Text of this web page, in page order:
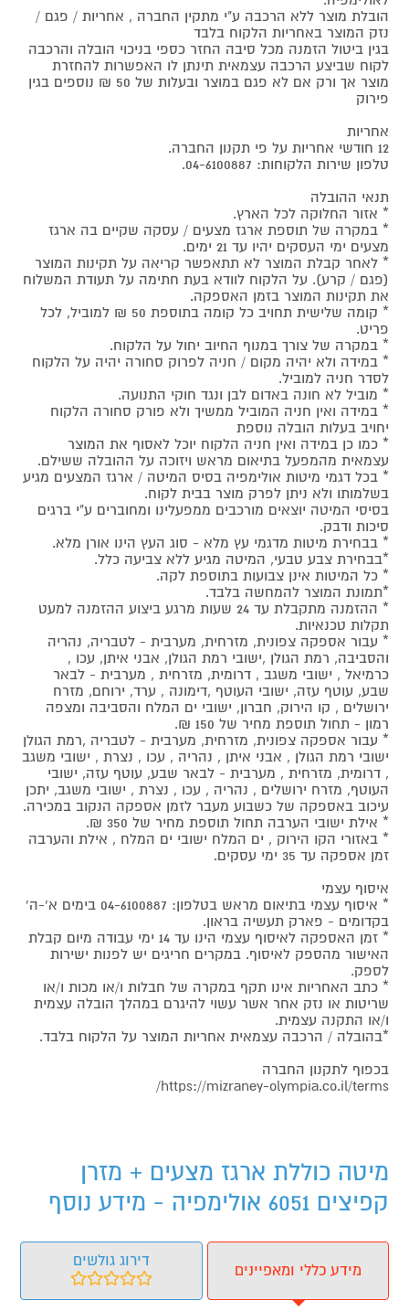
הובלת מוצר ללא הרכבה ע"י מתקין החברה , אחריות / פגם /
נזק המוצר באחריות הלקוח בלבד
בגין ביטול הזמנה מכל סיבה החזר כספי בניכוי הובלה והרכבה
לקוח שביצע הרכבה עצמאית תינתן לו האפשרות להחזרת
מוצר אך ורק אם לא פגם במוצר ובעלות של 50 ₪ נוספים בגין
פירוק
אחריות
12 חודשי אחריות על פי תקנון החברה.
טלפון שירות הלקוחות: 04-6100887.
תנאי ההובלה
* אזור החלוקה לכל הארץ.
* במקרה של תוספת ארגז מצעים / עסקה שקיים בה ארגז
מצעים ימי העסקים יהיו עד 21 ימים.
* לאחר קבלת המוצר לא תתאפשר קריאה על תקינות המוצר
(פגם / קרע). על הלקוח לוודא בעת חתימה על תעודת המשלוח
את תקינות המוצר בזמן האספקה.
* קומה שלישית תחויב כל קומה בתוספת 50 ₪ למוביל, לכל
פריט.
* במקרה של צורך במנוף החיוב יחול על הלקוח.
* במידה ולא יהיה מקום / חניה לפרוק סחורה יהיה על הלקוח
לסדר חניה למוביל.
* מוביל לא חונה באדום לבן ונגד חוקי התנועה.
* במידה ואין חניה המוביל ממשיך ולא פורק סחורה הלקוח
יחויב בעלות הובלה נוספת
* כמו כן במידה ואין חניה הלקוח יוכל לאסוף את המוצר
עצמאית מהמפעל בתיאום מראש ויזוכה על ההובלה ששילם.
* בכל דגמי מיטות אולימפיה בסיס המיטה / ארגז המצעים מגיע
בשלמותו ולא ניתן לפרק מוצר בבית לקוח.
בסיסי המיטה יוצאים מורכבים ממפעלינו ומחוברים ע"י ברגים
סיכות ודבק.
* בבחירת מיטות מדגמי עץ מלא - סוג העץ הינו אורן מלא.
*בבחירת צבע טבעי, המיטה מגיע ללא צביעה כלל.
* כל המיטות אינן צבועות בתוספת לקה.
*תמונת המוצר להמחשה בלבד.
* ההזמנה מתקבלת עד 24 שעות מרגע ביצוע ההזמנה למעט
תקלות טכנאיות.
* עבור אספקה צפונית, מזרחית, מערבית - לטבריה, נהריה
והסביבה, רמת הגולן ,ישובי רמת הגולן, אבני איתן, עכו ,
כרמיאל , ישובי משגב , דרומית, מזרחית , מערבית - לבאר
שבע, עוטף עזה, ישובי העוטף ,דימונה , ערד, ירוחם, מזרח
ירושלים , קו הירוק, חברון, ישובי ים המלח והסביבה ומצפה
רמון - תחול תוספת מחיר של 150 ₪.
* עבור אספקה צפונית, מזרחית, מערבית - לטבריה ,רמת הגולן
ישובי רמת הגולן , אבני איתן , נהריה , עכו , נצרת , ישובי משגב
, דרומית, מזרחית , מערבית - לבאר שבע, עוטף עזה, ישובי
העוטף, מזרח ירושלים , נהריה , עכו , נצרת , ישובי משגב, יתכן
עיכוב באספקה של כשבוע מעבר לזמן אספקה הנקוב במכירה.
* אילת ישובי הערבה תחול תוספת מחיר של 350 ₪.
* באזורי הקו הירוק , ים המלח ישובי ים המלח , אילת והערבה
זמן אספקה עד 35 ימי עסקים.
איסוף עצמי
* איסוף עצמי בתיאום מראש בטלפון: 04-6100887 בימים א'-ה'
בקדומים - פארק תעשיה בראון.
* זמן האספקה לאיסוף עצמי הינו עד 14 ימי עבודה מיום קבלת
האישור מהספק לאיסוף. במקרים חריגים יש לפנות ישירות
לספק.
* כתב האחריות אינו תקף במקרה של חבלות ו/או מכות ו/או
שריטות או נזק אחר אשר עשוי להיגרם במהלך הובלה עצמית
ו/או התקנה עצמית.
*בהובלה / הרכבה עצמאית אחריות המוצר על הלקוח בלבד.
בכפוף לתקנון החברה
https://mizraney-olympia.co.il/terms/
מיטה כוללת ארגז מצעים + מזרן
קפיצים 6051 אולימפיה - מידע נוסף
מידע כללי ומאפיינים
דירוג גולשים